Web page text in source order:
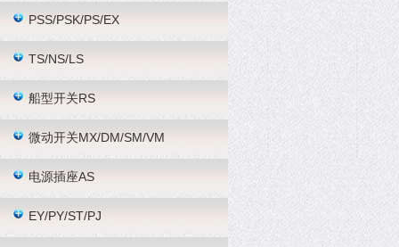
PSS/PSK/PS/EX
TS/NS/LS
船型开关RS
微动开关MX/DM/SM/VM
电源插座AS
EY/PY/ST/PJ